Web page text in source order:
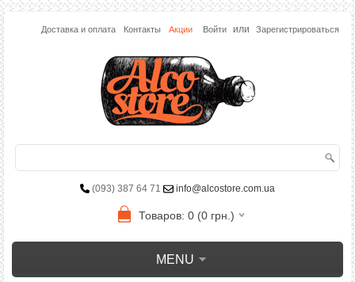
Доставка и оплата Контакты Акции Войти или Зарегистрироваться
(093) 387 64 71 info@alcostore.com.ua
Товаров: 0 (0 грн.)
MENU